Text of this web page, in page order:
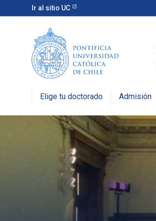
Ir al sitio UC
Elige tu doctorado Admisión